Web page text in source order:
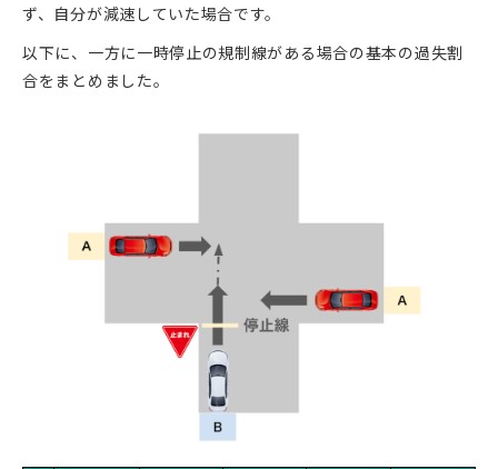
ず、自分が減速していた場合です。
以下に、一方に一時停止の規制線がある場合の基本の過失割
合をまとめました。